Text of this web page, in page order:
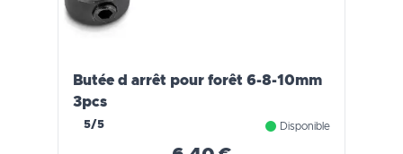
Butée d arrêt pour forêt 6-8-10mm
3pcs
5/5 Disponible